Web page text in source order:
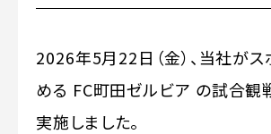
2026年5月22日（金）、当社が
める FC町田ゼルビア の試合観
実施しました。